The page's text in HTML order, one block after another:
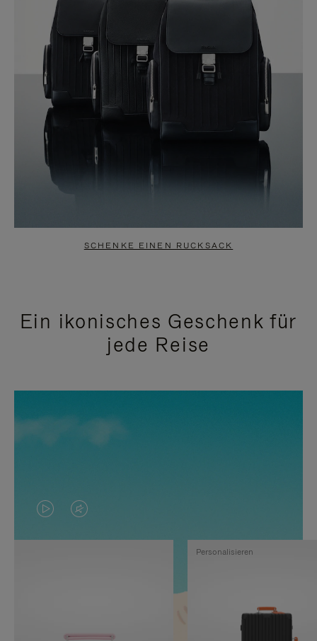
SCHENKE EINEN RUCKSACK
Ein ikonisches Geschenk für
jede Reise
DAS
VIDEO
VIDEO
IST
Personalisieren